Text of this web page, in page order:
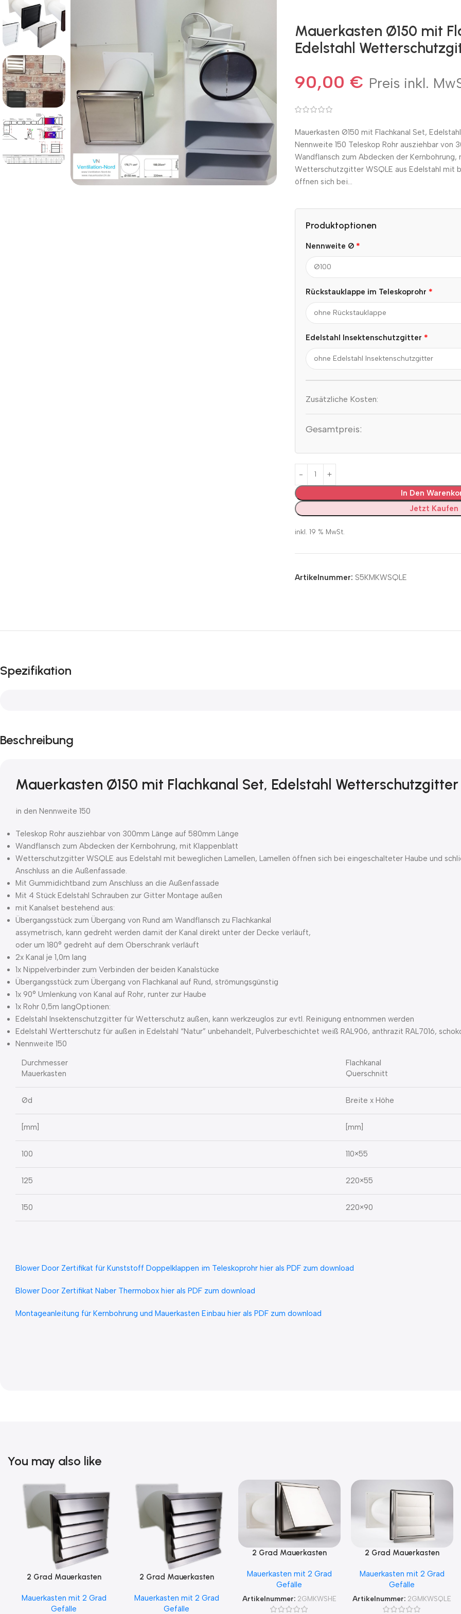
Mauerkasten Ø150 mit
Edelstahl
90,00 € Preis inkl.
Mauerkasten Ø150 mit Flachkanal Set,
Nennweite 150 Teleskop Rohr ausziehbar von
Wandflansch zum Abdecken der
Wetterschutzgitter WSQLE aus Edelstahl mit
öffnen sich bei…
Produktoptionen
Nennweite Ø *
Rückstauklappe im Teleskoprohr *
Edelstahl Insektenschutzgitter *
Zusätzliche Kosten:
Gesamtpreis:
In Den
Jetzt Kaufen
inkl. 19 % MwSt.
Artikelnummer: S5KMKWSQLE
Spezifikation
Beschreibung
Mauerkasten Ø150 mit Flachkanal Set, Edelstahl Wetterschutzgitter
in den Nennweite 150
Teleskop Rohr ausziehbar von 300mm Länge auf 580mm Länge
Wandflansch zum Abdecken der Kernbohrung, mit Klappenblatt
Wetterschutzgitter WSQLE aus Edelstahl mit beweglichen Lamellen, Lamellen öffnen sich bei eingeschalteter Haube und
Anschluss an die Außenfassade.
Mit Gummidichtband zum Anschluss an die Außenfassade
Mit 4 Stück Edelstahl Schrauben zur Gitter Montage außen
mit Kanalset bestehend aus:
Übergangsstück zum Übergang von Rund am Wandflansch zu Flachkankal
assymetrisch, kann gedreht werden damit der Kanal direkt unter der Decke verläuft,
oder um 180° gedreht auf dem Oberschrank verläuft
2x Kanal je 1,0m lang
1x Nippelverbinder zum Verbinden der beiden Kanalstücke
Übergangsstück zum Übergang von Flachkanal auf Rund, strömungsgünstig
1x 90° Umlenkung von Kanal auf Rohr, runter zur Haube
1x Rohr 0,5m langOptionen:
Edelstahl Insektenschutzgitter für Wetterschutz außen, kann werkzeuglos zur evtl. Reinigung entnommen werden
Edelstahl Wertterschutz für außen in Edelstahl “Natur” unbehandelt, Pulverbeschichtet weiß RAL906, anthrazit RAL7016,
Nennweite 150
Durchmesser
Mauerkasten
Flachkanal
Querschnitt
Ød Breite x Höhe
[mm] [mm]
100 110×55
125 220×55
150 220×90
Blower Door Zertifikat für Kunststoff Doppelklappen im Teleskoprohr hier als PDF zum download
Blower Door Zertifikat Naber Thermobox hier als PDF zum download
Montageanleitung für Kernbohrung und Mauerkasten Einbau hier als PDF zum download
You may also like
2 Grad Mauerkasten
Kondensatablauf auch mit
Blower Door Test und
Mauerkasten mit 2 Grad
Gefälle
2 Grad Mauerkasten
Kondensatablauf für
Klimageräte Ø150 2Grad
Mauerkasten mit 2 Grad
Gefälle
2 Grad Mauerkasten
Kondensatablauf auch mit
Blower Door Test und
Zertifikat Ø100, 125, 150
Mauerkasten mit 2 Grad
Gefälle
Artikelnummer: 2GMKWSHE
2 Grad Mauerkasten
Kondensatablauf auch mit
Blower Door Test und
Zertifikat Ø100, 125, 150
Mauerkasten mit 2 Grad
Gefälle
Artikelnummer: 2GMKWSQLE